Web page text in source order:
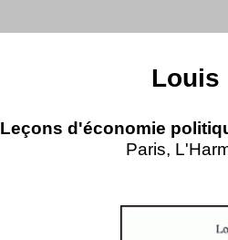
Louis
Leçons d'économie
Paris,